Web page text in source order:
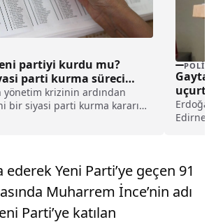
partiyi kurdu mu?
parti kurma süreci
yönetim krizinin ardından
bir siyasi parti kurma kararını
Edirne
ederek Yeni Parti’ye geçen 91
Muharrem İnce’nin adı
Parti’ye katılan